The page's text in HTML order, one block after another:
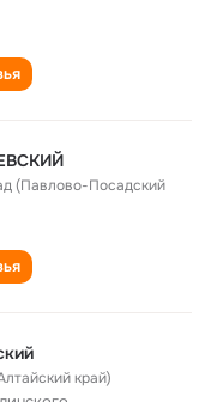
(Павлово-Посадский
край)